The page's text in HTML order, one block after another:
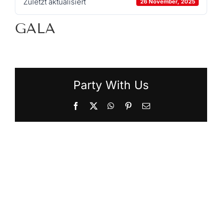
GALA
Party With Us
Facebook WhatsApp
Pinterest
E-